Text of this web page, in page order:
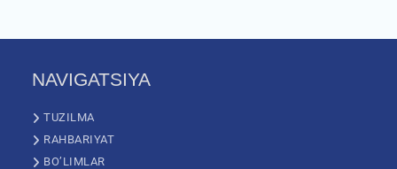
NAVIGATSIYA
TUZILMA
RAHBARIYAT
BO’LIMLAR